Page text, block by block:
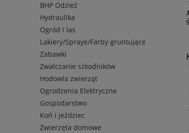
BHP Odzież
Hydraulika
Ogród i las
Lakiery/Spraye/Farby gruntujące
Zabawki
Zwalczanie szkodników
Hodowla zwierząt
Ogrodzenia Elektryczne
Gospodarstwo
Koń i jeździec
Zwierzęta domowe